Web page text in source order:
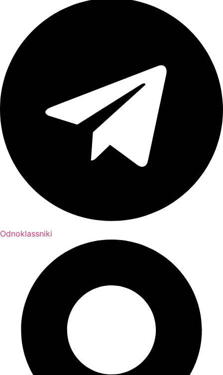
Odnoklassniki